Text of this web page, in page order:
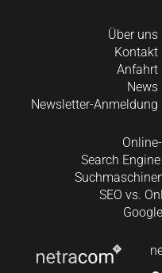
Über uns
Kontakt
Anfahrt
News
Newsletter-Anmeldung
Search
SEO vs.
Google